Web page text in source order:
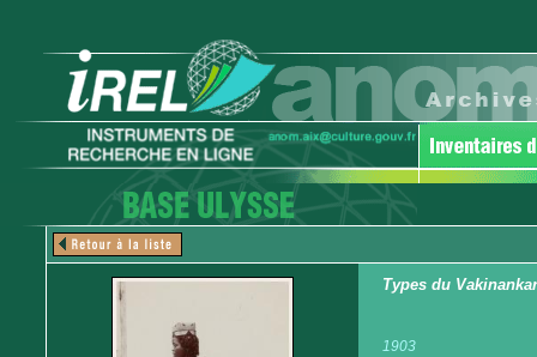
Types du
1903